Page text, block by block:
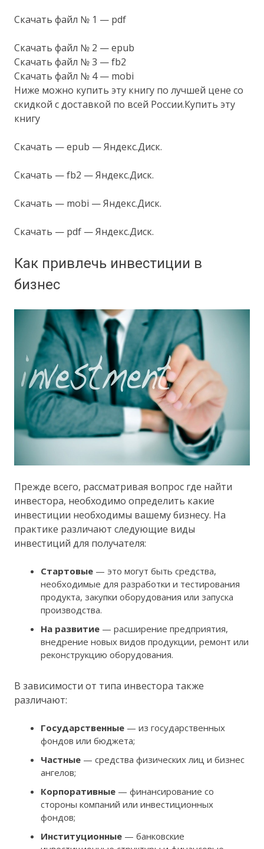
Скачать файл № 1 — pdf
Скачать файл № 2 — epub
Скачать файл № 3 — fb2
Скачать файл № 4 — mobi
Ниже можно купить эту книгу по лучшей цене со
скидкой с доставкой по всей России.Купить эту
книгу
Скачать — epub — Яндекс.Диск.
Скачать — fb2 — Яндекс.Диск.
Скачать — mobi — Яндекс.Диск.
Скачать — pdf — Яндекс.Диск.
Как привлечь инвестиции в
бизнес
Прежде всего, рассматривая вопрос где найти
инвестора, необходимо определить какие
инвестиции необходимы вашему бизнесу. На
практике различают следующие виды
инвестиций для получателя:
Стартовые — это могут быть средства,
необходимые для разработки и тестирования
продукта, закупки оборудования или запуска
производства.
На развитие — расширение предприятия,
внедрение новых видов продукции, ремонт или
реконструкцию оборудования.
В зависимости от типа инвестора также
различают:
Государственные — из государственных
фондов или бюджета;
Частные — средства физических лиц и бизнес
ангелов;
Корпоративные — финансирование со
стороны компаний или инвестиционных
фондов;
Институционные — банковские